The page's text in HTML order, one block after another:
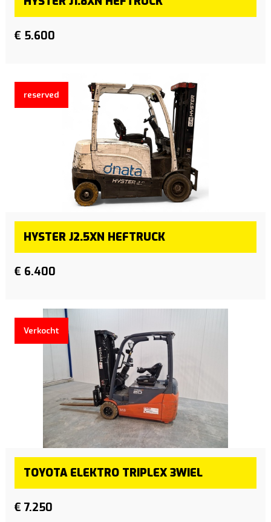
€ 5.600
reserved
HYSTER J2.5XN HEFTRUCK
€ 6.400
Verkocht
TOYOTA ELEKTRO TRIPLEX 3WIEL
€ 7.250